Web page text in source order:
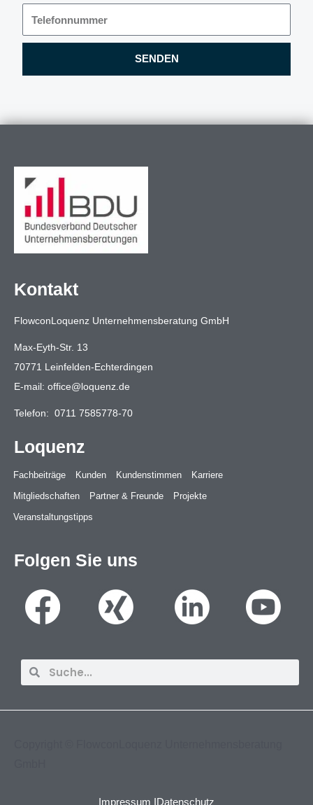
SENDEN
Kontakt
FlowconLoquenz Unternehmensberatung GmbH
Max-Eyth-Str. 13
70771 Leinfelden-Echterdingen
E-mail: office@loquenz.de
Telefon: 0711 7585778-70
Loquenz
Fachbeiträge Kunden Kundenstimmen
Karriere
Mitgliedschaften
Partner & Freunde
Projekte
Veranstaltungstipps
Folgen Sie uns
Impressum IDatenschutz